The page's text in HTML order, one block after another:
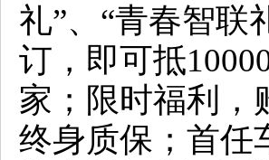
礼”、“青春智联
订，即可抵
家；限时福利，
终身质保；首任